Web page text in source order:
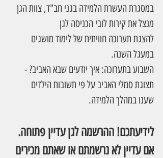
במסגרת העשרת הלמידה בגני חב"ד, צוות הגן
מנצל את קירות לובי הכניסה לגן
להצגת תערוכה חוויתית של לימוד מושגים
במעגל השנה.
השבוע בתערוכה: איך יודעים שבא האביב? -
תצוגת סמלי האביב על פי תשובות הילדים
שענו במהלך הלמידה.
לידיעתכם! ההרשמה לגן עדיין פתוחה.
אם עדיין לא נרשמתם או שאתם מכירים